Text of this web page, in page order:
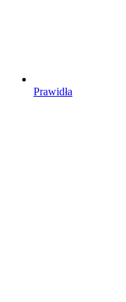
Prawidła